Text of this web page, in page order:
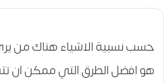
حسب نسبية الاشياء هناك من
هو افضل الطرق التي ممكن ان